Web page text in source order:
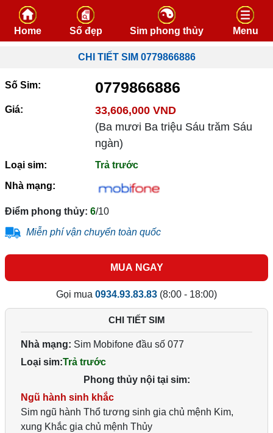
Skip to content
Home Số đẹp Sim phong thủy Menu
CHI TIẾT SIM 0779866886
Số Sim: 0779866886
Giá:
33,606,000 VND
(Ba mươi Ba triệu Sáu trăm Sáu
ngàn)
Loại sim:
Trả trước
Nhà mạng:
Điểm phong thủy: 6/10
Miễn phí vận chuyển toàn quốc
MUA NGAY
Gọi mua 0934.93.83.83 (8:00 - 18:00)
CHI TIẾT SIM
Nhà mạng: Sim Mobifone đầu số 077
Loại sim:Trả trước
Phong thủy nội tại sim:
Ngũ hành sinh khắc
Sim ngũ hành Thổ tương sinh gia chủ mệnh Kim,
xung Khắc gia chủ mệnh Thủy